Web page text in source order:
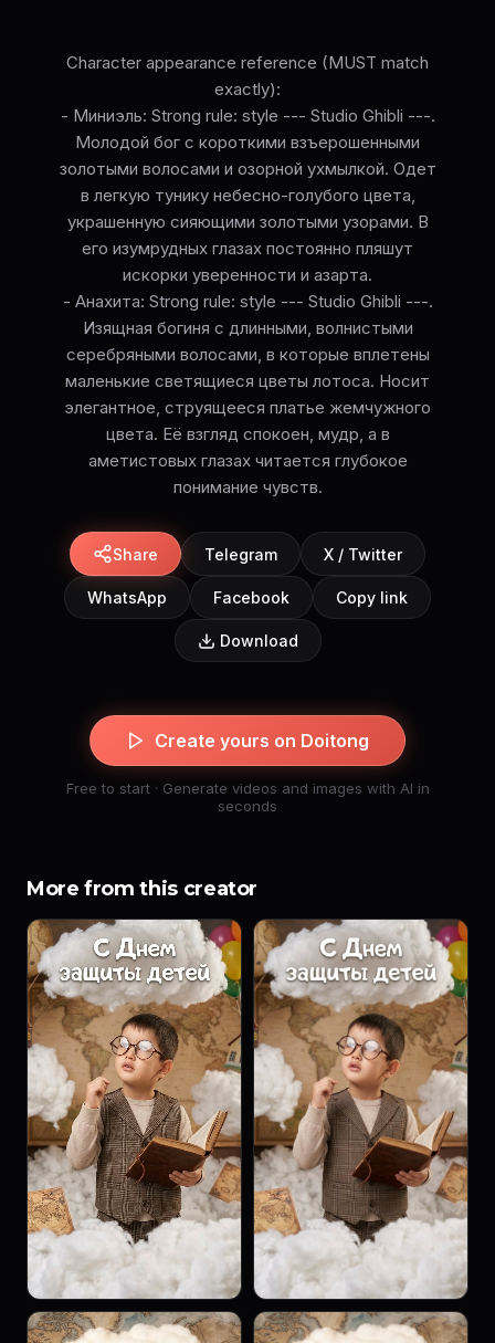
Character appearance reference (MUST match
exactly):
- Миниэль: Strong rule: style --- Studio Ghibli ---.
Молодой бог с короткими взъерошенными
золотыми волосами и озорной ухмылкой. Одет
в легкую тунику небесно-голубого цвета,
украшенную сияющими золотыми узорами. В
его изумрудных глазах постоянно пляшут
искорки уверенности и азарта.
- Анахита: Strong rule: style --- Studio Ghibli ---.
Изящная богиня с длинными, волнистыми
серебряными волосами, в которые вплетены
маленькие светящиеся цветы лотоса. Носит
элегантное, струящееся платье жемчужного
цвета. Её взгляд спокоен, мудр, а в
аметистовых глазах читается глубокое
понимание чувств.
Share Telegram X / Twitter
WhatsApp Facebook Copy link
Download
Create yours on Doitong
Free to start · Generate videos and images with AI in
seconds
More from this creator